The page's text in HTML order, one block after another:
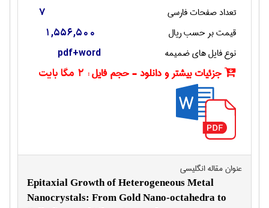
تعداد صفحات فارسی 7
قیمت بر حسب ریال 1,556,500
نوع فایل های ضمیمه pdf+word
جزئیات بیشتر و دانلود - حجم فایل : 2 مگا بایت
عنوان مقاله انگليسی
Epitaxial Growth of Heterogeneous Metal
Nanocrystals: From Gold Nano-octahedra to